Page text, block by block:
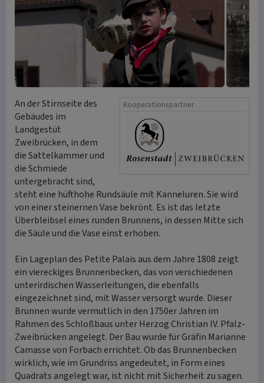
Kooperationspartner
An der Stirnseite des
Gebäudes im
Landgestüt
Zweibrücken, in dem
die Sattelkammer und
die Schmiede
untergebracht sind,
steht eine hüfthohe Rundsäule mit Kanneluren. Sie wird
von einer steinernen Vase bekrönt. Es ist das letzte
Überbleibsel eines runden Brunnens, in dessen Mitte sich
die Säule und die Vase einst erhoben.
Ein Lageplan des Petite Palais aus dem Jahre 1808 zeigt
ein viereckiges Brunnenbecken, das von verschiedenen
unterirdischen Wasserleitungen, die ebenfalls
eingezeichnet sind, mit Wasser versorgt wurde. Dieser
Brunnen wurde vermutlich in den 1750er Jahren im
Rahmen des Schloßbaus unter Herzog Christian IV. Pfalz-
Zweibrücken angelegt. Der Bau wurde für Gräfin Marianne
Camasse von Forbach errichtet. Ob das Brunnenbecken
wirklich, wie im Grundriss angedeutet, in Form eines
Quadrats angelegt war, ist nicht mit Sicherheit zu sagen.